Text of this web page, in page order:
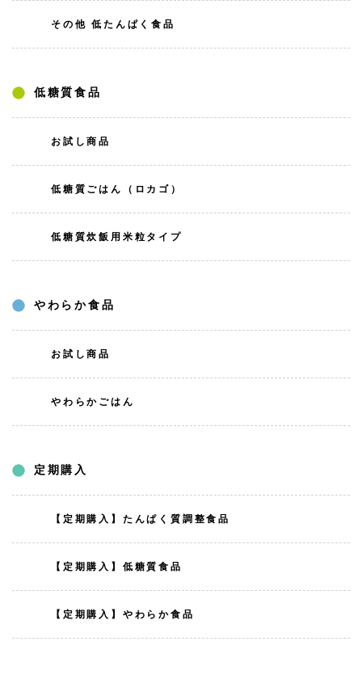
その他 低たんぱく食品
低糖質食品
お試し商品
低糖質ごはん（ロカゴ）
低糖質炊飯用米粒タイプ
やわらか食品
お試し商品
やわらかごはん
定期購入
【定期購入】たんぱく質調整食品
【定期購入】低糖質食品
【定期購入】やわらか食品